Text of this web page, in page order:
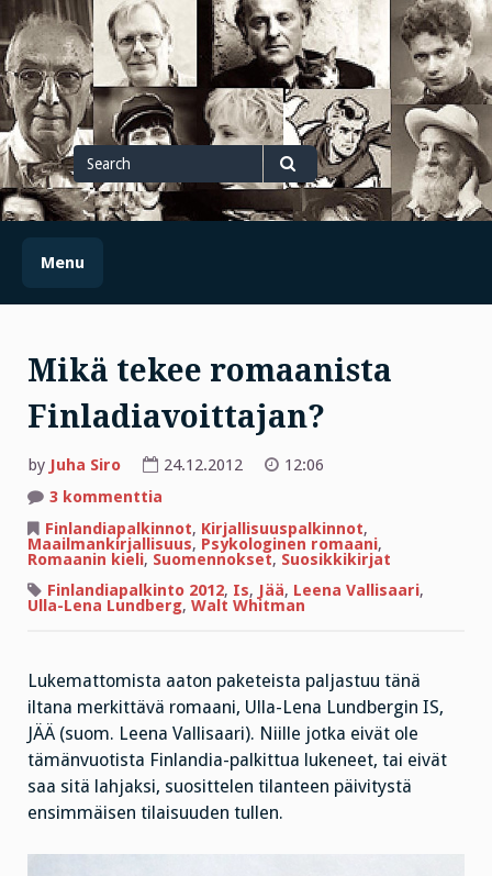
Skip
to
content
Search
for
Search
Menu
Mikä tekee romaanista
Finladiavoittajan?
by Juha Siro 24.12.2012
12:06
3 kommenttia
tekee
romaanista
Finladiavoittajan?
Finlandiapalkinnot, Kirjallisuuspalkinnot,
Maailmankirjallisuus, Psykologinen romaani,
Romaanin kieli, Suomennokset, Suosikkikirjat
Finlandiapalkinto 2012, Is, Jää, Leena Vallisaari,
Ulla-Lena Lundberg, Walt Whitman
Lukemattomista aaton paketeista paljastuu tänä
iltana merkittävä romaani, Ulla-Lena Lundbergin IS,
JÄÄ (suom. Leena Vallisaari). Niille jotka eivät ole
tämänvuotista Finlandia-palkittua lukeneet, tai eivät
saa sitä lahjaksi, suosittelen tilanteen päivitystä
ensimmäisen tilaisuuden tullen.